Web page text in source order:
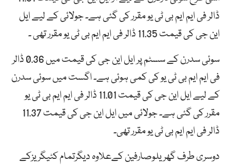
ڈالر فی ایم ایم بی ٹی یو مقرر کی گئی ہے۔ جولائی کے لیے ایل
این جی کی قیمت 11.35 ڈالر فی ایم ایم بی ٹی یو مقرر تھی ۔
سوئی سدرن کے سسٹم پر ایل این جی کی قیمت میں 0.36 ڈالر
فی ایم ایم بی ٹی یو کی کمی ہوئی ہے۔ اگست میں سوئی سدرن
کے لیے ایل این جی کی قیمت 11.01 ڈالر فی ایم ایم بی ٹی یو
مقرر کی گئی ہے۔ جولائی میں ایل این جی کی قیمت 11.37
ڈالر فی ایم ایم بی ٹی یو مقرر تھی۔
دوسری طرف گھریلوصارفین کےعلاوہ دیگرتمام کٹیگریزکے